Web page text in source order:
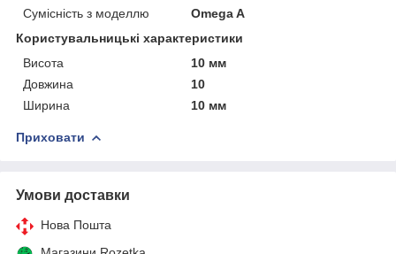
Сумісність з моделлю
Omega A
Користувальницькі характеристики
Висота
10 мм
Довжина
10
Ширина
10 мм
Приховати
Умови доставки
Нова Пошта